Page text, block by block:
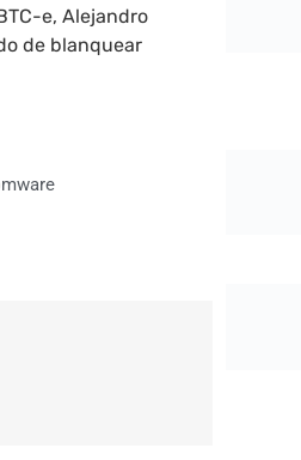
e, Alejandro
de blanquear